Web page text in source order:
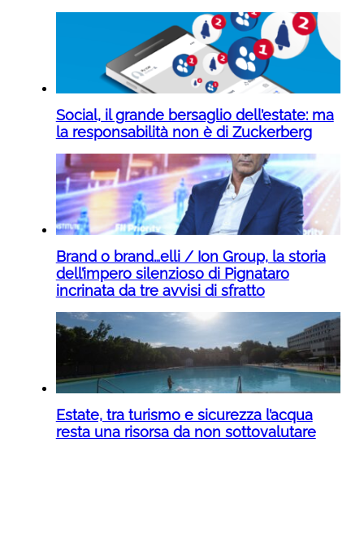
Social, il grande bersaglio dell’estate: ma
la responsabilità non è di Zuckerberg
Brand o brand…elli / Ion Group, la storia
dell’impero silenzioso di Pignataro
incrinata da tre avvisi di sfratto
Estate, tra turismo e sicurezza l’acqua
resta una risorsa da non sottovalutare